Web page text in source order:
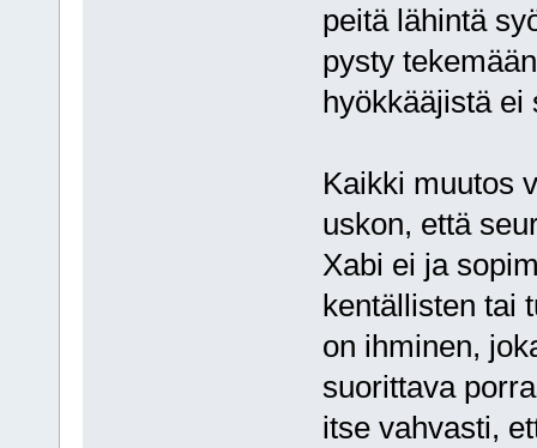
peitä lähintä
pysty
hyökkääjistä ei
Kaikki muutos
uskon, että
Xabi ei ja
kentällisten tai
on ihminen,
suorittava
itse vahvasti,